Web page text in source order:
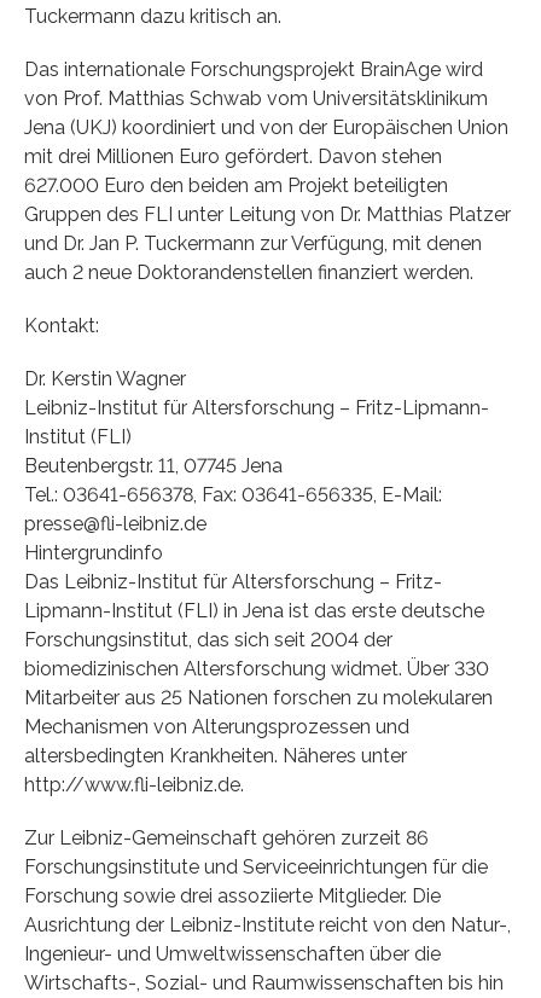
Tuckermann dazu kritisch an.
Das internationale Forschungsprojekt BrainAge wird
von Prof. Matthias Schwab vom Universitätsklinikum
Jena (UKJ) koordiniert und von der Europäischen Union
mit drei Millionen Euro gefördert. Davon stehen
627.000 Euro den beiden am Projekt beteiligten
Gruppen des FLI unter Leitung von Dr. Matthias Platzer
und Dr. Jan P. Tuckermann zur Verfügung, mit denen
auch 2 neue Doktorandenstellen finanziert werden.
Kontakt:
Dr. Kerstin Wagner
Leibniz-Institut für Altersforschung – Fritz-Lipmann-
Institut (FLI)
Beutenbergstr. 11, 07745 Jena
Tel.: 03641-656378, Fax: 03641-656335, E-Mail:
presse@fli-leibniz.de
Hintergrundinfo
Das Leibniz-Institut für Altersforschung – Fritz-
Lipmann-Institut (FLI) in Jena ist das erste deutsche
Forschungsinstitut, das sich seit 2004 der
biomedizinischen Altersforschung widmet. Über 330
Mitarbeiter aus 25 Nationen forschen zu molekularen
Mechanismen von Alterungsprozessen und
altersbedingten Krankheiten. Näheres unter
http://www.fli-leibniz.de.
Zur Leibniz-Gemeinschaft gehören zurzeit 86
Forschungsinstitute und Serviceeinrichtungen für die
Forschung sowie drei assoziierte Mitglieder. Die
Ausrichtung der Leibniz-Institute reicht von den Natur-,
Ingenieur- und Umweltwissenschaften über die
Wirtschafts-, Sozial- und Raumwissenschaften bis hin